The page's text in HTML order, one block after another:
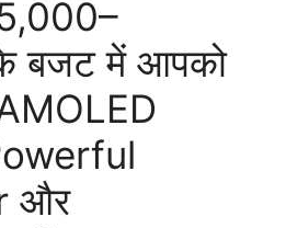
बजट में आपको
और